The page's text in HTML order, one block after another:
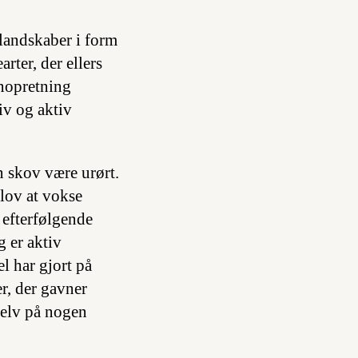
i form
der ellers
og aktiv
skov være urørt.
at vokse
er aktiv
har gjort på
der gavner
på nogen